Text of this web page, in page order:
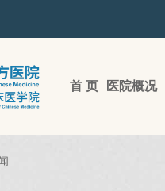
首 页 医院概况